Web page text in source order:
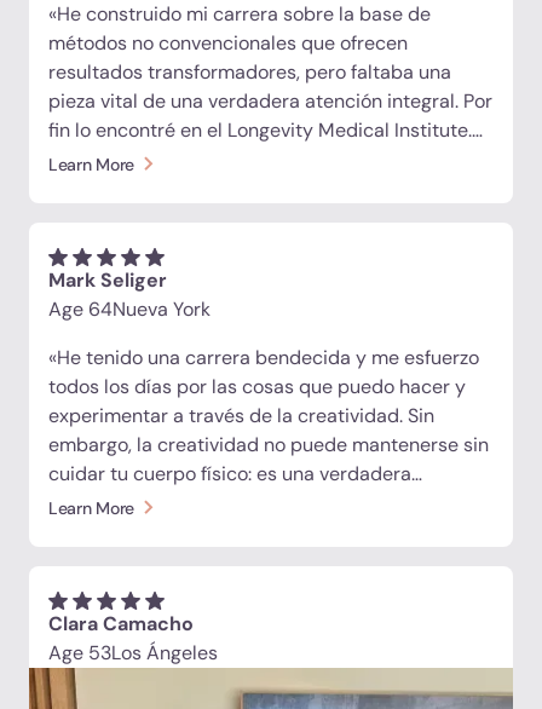
«He construido mi carrera sobre la base de
métodos no convencionales que ofrecen
resultados transformadores, pero faltaba una
pieza vital de una verdadera atención integral. Por
fin lo encontré en el Longevity Medical Institute.
En solo una semana, experimenté el recorrido
inyecciones articulares dirigidas, oxigenoterapia
hiperbárica y la estación de recarga. Todo estaba
hecho a mi medida y dirigido por un equipo de
de la atención médica holística».
Learn More
Mark Seliger
Age 64Nueva York
«He tenido una carrera bendecida y me esfuerzo
todos los días por las cosas que puedo hacer y
experimentar a través de la creatividad. Sin
embargo, la creatividad no puede mantenerse sin
cuidar tu cuerpo físico: es una verdadera
compañera en el camino. Mi tiempo en LMI ha
creativamente también significa hacer lo mismo
físicamente. Y eso también es emocionante».
Learn More
Clara Camacho
Age 53Los Ángeles